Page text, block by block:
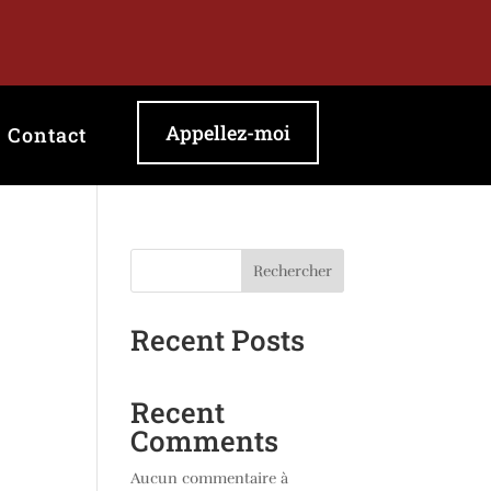
Contact Appellez-moi
Rechercher
Recent Posts
Recent
Comments
Aucun commentaire à